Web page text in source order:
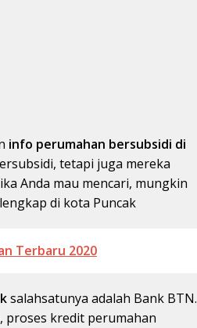
info perumahan bersubsidi di
tetapi juga mereka
Anda mau mencari, mungkin
di kota Puncak
Terbaru 2020
salahsatunya adalah Bank BTN.
proses kredit perumahan